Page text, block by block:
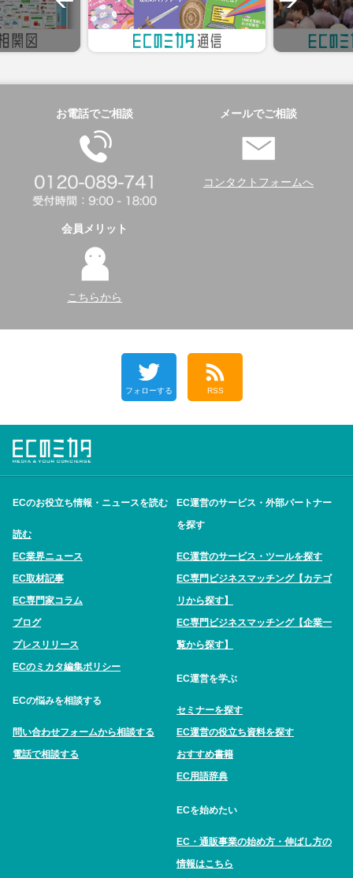
お電話でご相談 メールでご相談
コンタクトフォームへ
会員メリット
こちらから
フォローする RSS
ECのお役立ち情報・ニュースを読む
読む
EC業界ニュース
EC取材記事
EC専門家コラム
ブログ
プレスリリース
ECのミカタ編集ポリシー
ECの悩みを相談する
問い合わせフォームから相談する
電話で相談する
EC運営のサービス・外部パートナー
を探す
EC運営のサービス・ツールを探す
EC専門ビジネスマッチング【カテゴ
リから探す】
EC専門ビジネスマッチング【企業一
覧から探す】
EC運営を学ぶ
セミナーを探す
EC運営の役立ち資料を探す
おすすめ書籍
EC用語辞典
ECを始めたい
EC・通販事業の始め方・伸ばし方の
情報はこちら